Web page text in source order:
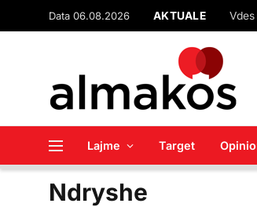
Data 06.08.2026 AKTUALE
Lajme Target
Ndryshe